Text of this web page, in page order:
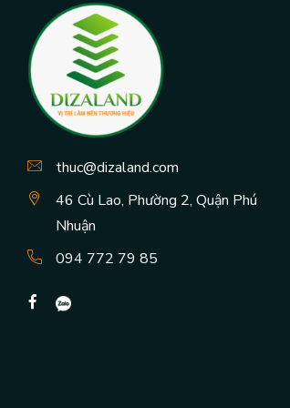
thuc@dizaland.com
46 Cù Lao, Phường 2, Quận Phú
Nhuận
094 772 79 85